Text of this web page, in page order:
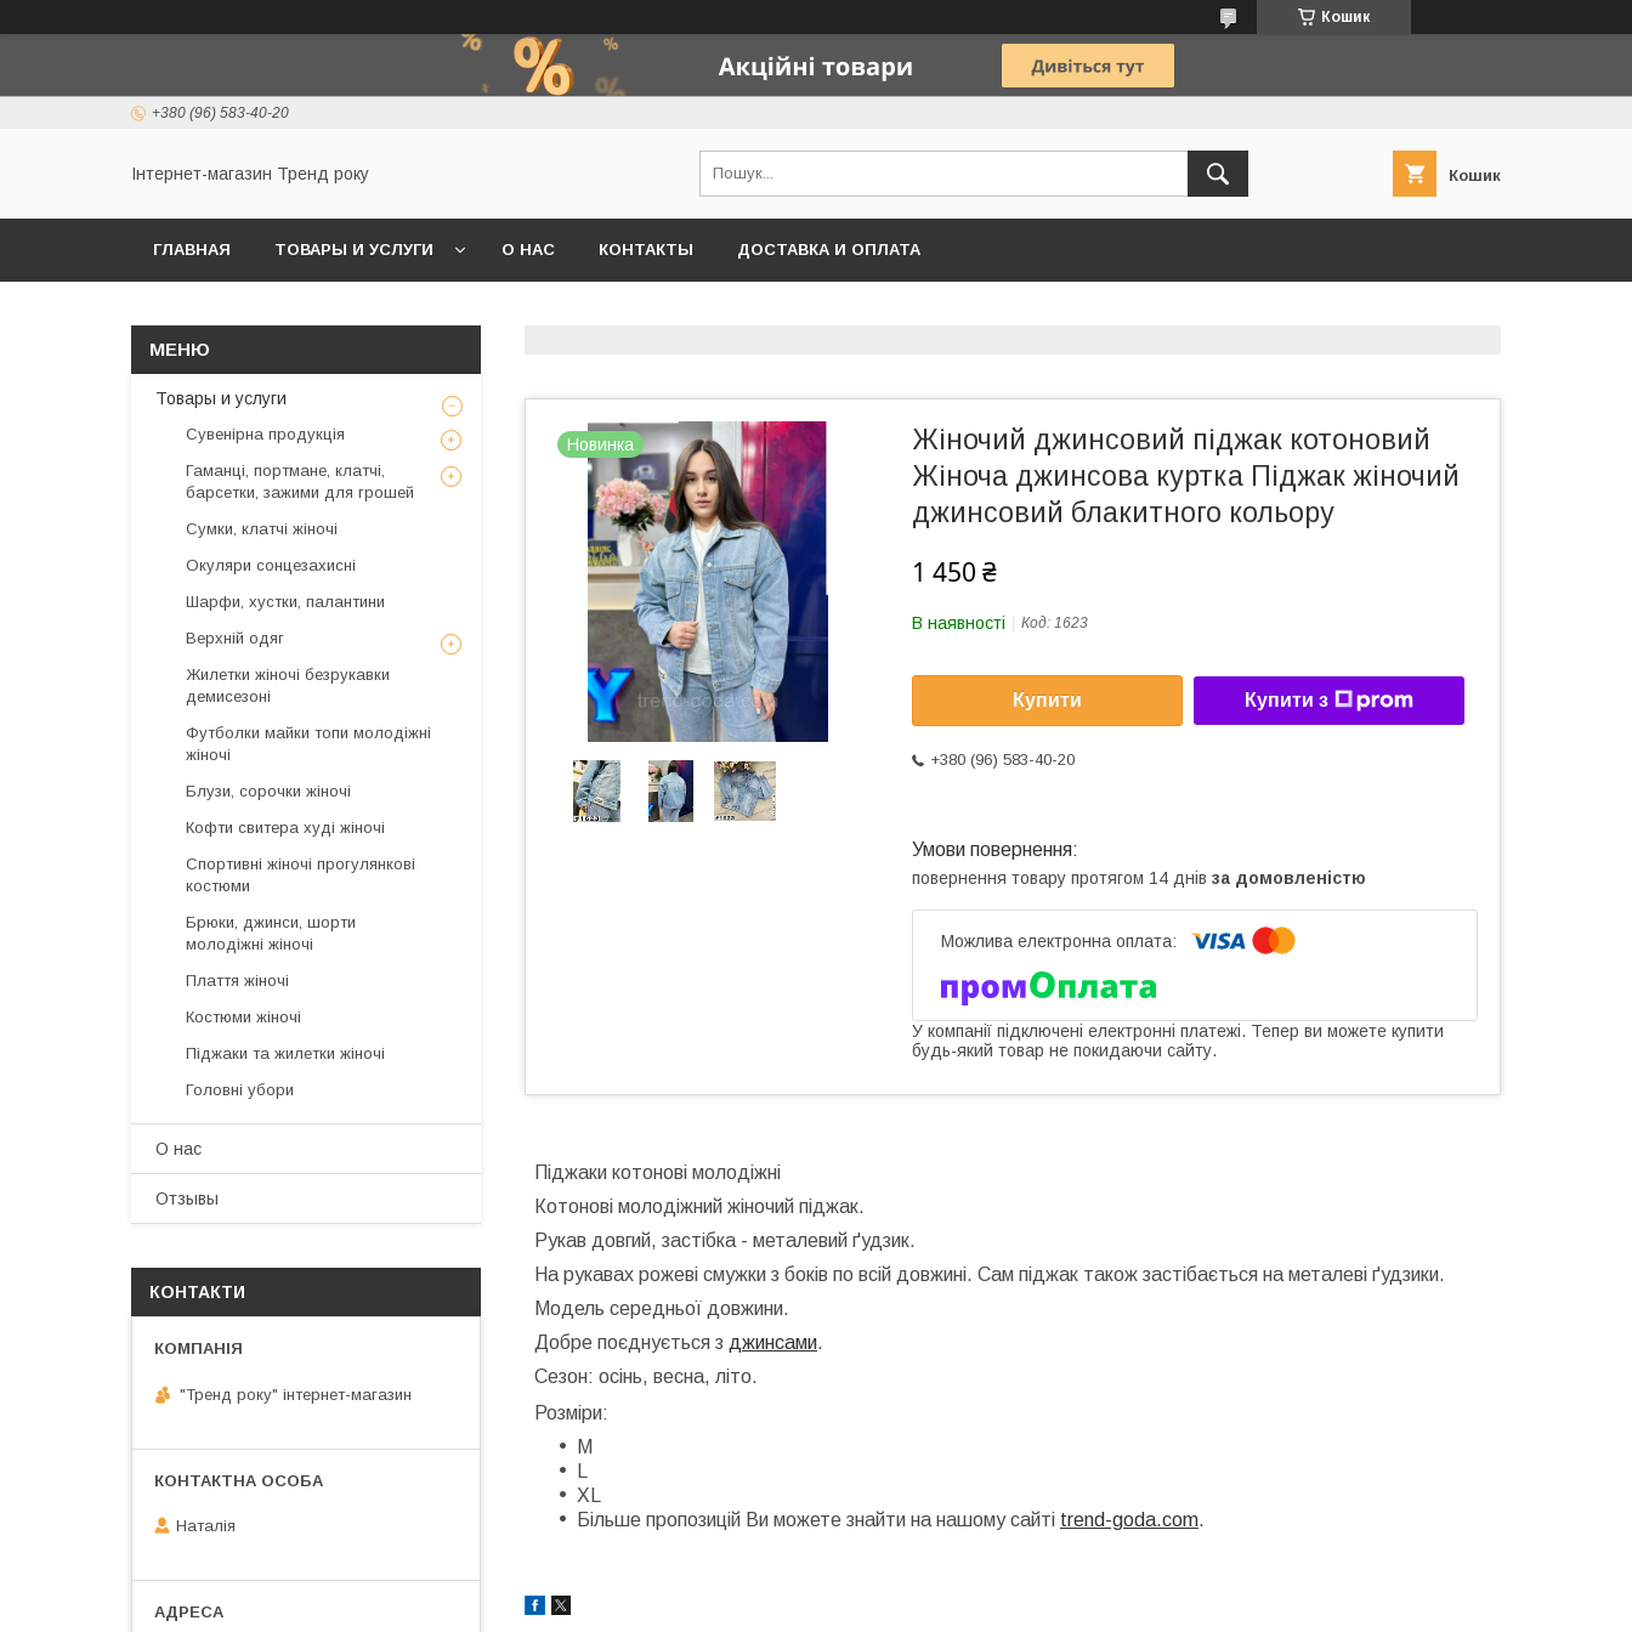
Кошик
+380 (96) 583-40-20
Інтернет-магазин Тренд року Кошик
ГЛАВНАЯ ТОВАРЫ И УСЛУГИ О НАС КОНТАКТЫ ДОСТАВКА И ОПЛАТА
Новинка
Жіночий джинсовий піджак котоновий
Жіноча джинсова куртка Піджак жіночий
джинсовий блакитного кольору
1 450 ₴
В наявності Код: 1623
Купити Купити з
+380 (96) 583-40-20
повернення товару протягом 14 днів за домовленістю
У компанії підключені електронні платежі. Тепер ви можете купити
будь-який товар не покидаючи сайту.
Піджаки котонові молодіжні
Котонові молодіжний жіночий піджак.
Рукав довгий, застібка - металевий ґудзик.
На рукавах рожеві смужки з боків по всій довжині. Сам піджак також застібається на металеві ґудзики.
Модель середньої довжини.
Добре поєднується з джинсами.
Сезон: осінь, весна, літо.
Розміри:
M
XL
Більше пропозицій Ви можете знайти на нашому сайті trend-goda.com.
Товары и услуги
Сувенірна продукція
Гаманці, портмане, клатчі,
барсетки, зажими для грошей
Сумки, клатчі жіночі
Окуляри сонцезахисні
Шарфи, хустки, палантини
Верхній одяг
Жилетки жіночі безрукавки
демисезоні
Футболки майки топи молодіжні
жіночі
Блузи, сорочки жіночі
Кофти свитера худі жіночі
Спортивні жіночі прогулянкові
костюми
Брюки, джинси, шорти
молодіжні жіночі
Плаття жіночі
Костюми жіночі
Піджаки та жилетки жіночі
Головні убори
О нас
Отзывы
КОНТАКТИ
"Тренд року" інтернет-магазин
Наталія